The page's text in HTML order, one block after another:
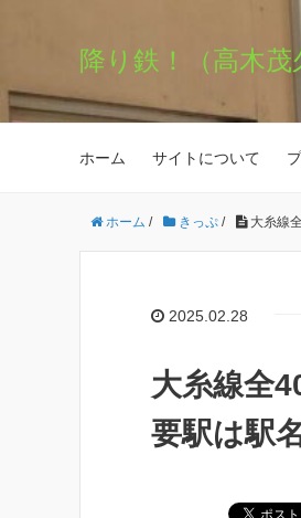
降り鉄！（高木茂
ホーム サイトについて
ホーム / きっぷ / 大糸線
2025.02.28
大糸線全
要駅は駅